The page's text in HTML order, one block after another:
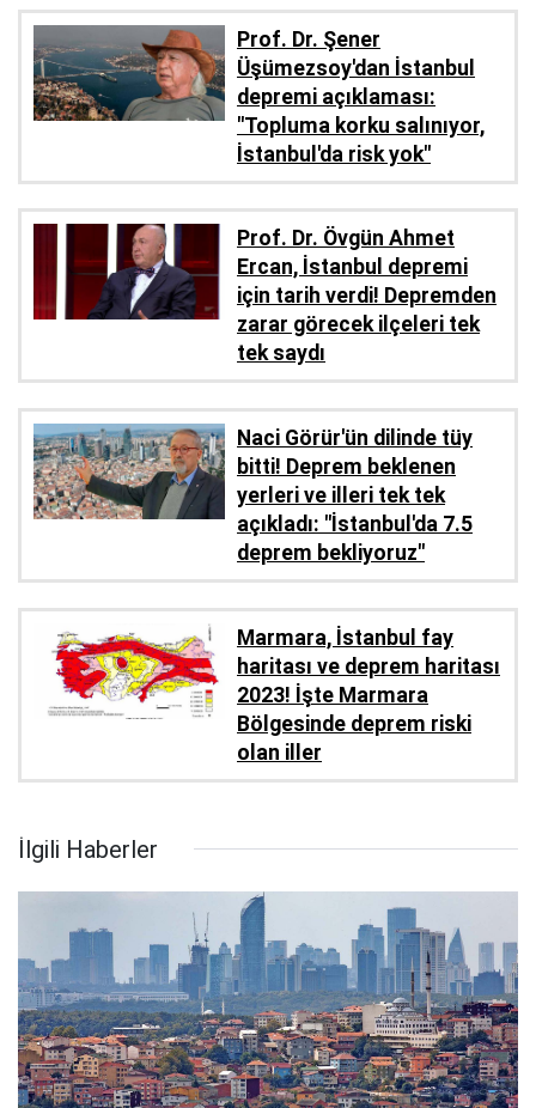
Prof. Dr. Şener
Üşümezsoy'dan İstanbul
depremi açıklaması:
"Topluma korku salınıyor,
İstanbul'da risk yok"
Prof. Dr. Övgün Ahmet
Ercan, İstanbul depremi
için tarih verdi! Depremden
zarar görecek ilçeleri tek
tek saydı
Naci Görür'ün dilinde tüy
bitti! Deprem beklenen
yerleri ve illeri tek tek
açıkladı: "İstanbul'da 7.5
deprem bekliyoruz"
Marmara, İstanbul fay
haritası ve deprem haritası
2023! İşte Marmara
Bölgesinde deprem riski
olan iller
İlgili Haberler